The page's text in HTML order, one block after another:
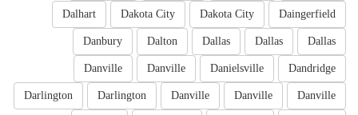
Daingerfield
Dakota City
Dakota City
Dalhart
Dallas
Dallas
Dallas
Dalton
Danbury
Dandridge
Danielsville
Danville
Danville
Danville
Danville
Danville
Darlington
Darlington